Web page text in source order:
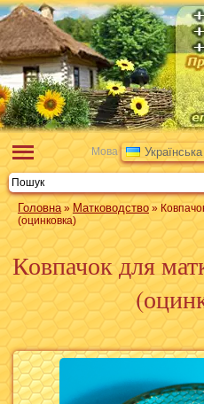
Мова Українська
Головна» Матководство »
(оцинковка)
Ковпачок для